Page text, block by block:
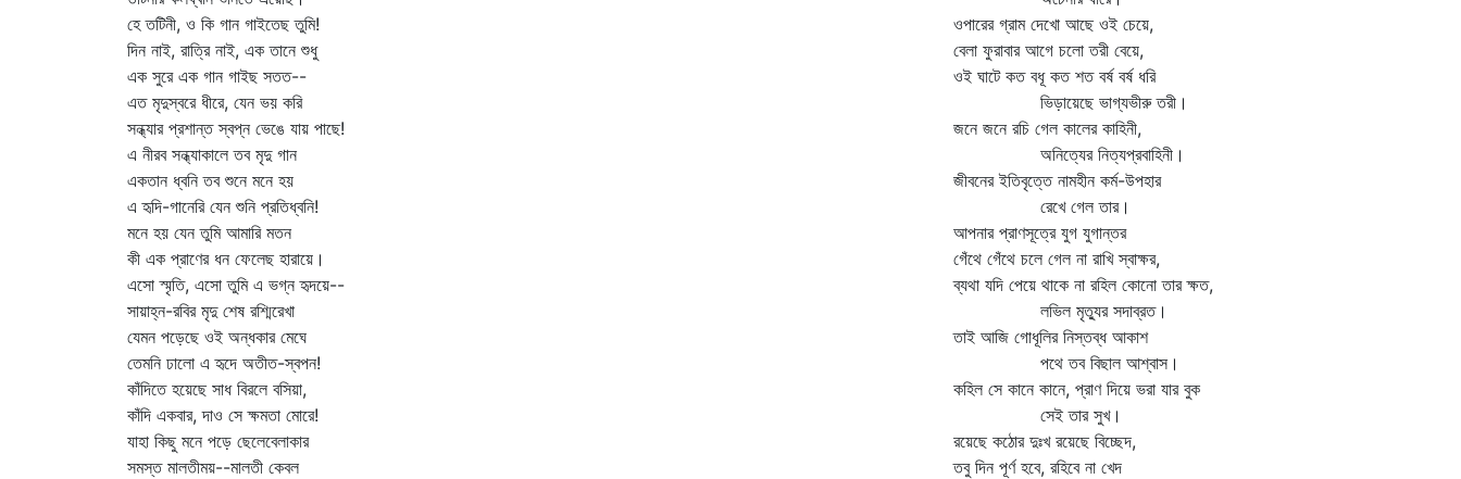
হে তটিনী, ও কি গান গাইতেছ তুমি!
দিন নাই, রাত্রি নাই, এক তানে শুধু
এক সুরে এক গান গাইছ সতত--
এত মৃদুস্বরে ধীরে, যেন ভয় করি
সন্ধ্যার প্রশান্ত স্বপ্ন ভেঙে যায় পাছে!
এ নীরব সন্ধ্যাকালে তব মৃদু গান
একতান ধ্বনি তব শুনে মনে হয়
এ হৃদি-গানেরি যেন শুনি প্রতিধ্বনি!
মনে হয় যেন তুমি আমারি মতন
কী এক প্রাণের ধন ফেলেছ হারায়ে।
এসো স্মৃতি, এসো তুমি এ ভগ্ন হৃদয়ে--
সায়াহ্ন-রবির মৃদু শেষ রশ্মিরেখা
যেমন পড়েছে ওই অন্ধকার মেঘে
তেমনি ঢালো এ হৃদে অতীত-স্বপন!
কাঁদিতে হয়েছে সাধ বিরলে বসিয়া,
কাঁদি একবার, দাও সে ক্ষমতা মোরে!
যাহা কিছু মনে পড়ে ছেলেবেলাকার
সমস্ত মালতীময়--মালতী কেবল
ওপারের গ্রাম দেখো আছে ওই চেয়ে,
বেলা ফুরাবার আগে চলো তরী বেয়ে,
ওই ঘাটে কত বধূ কত শত বর্ষ বর্ষ ধরি
ভিড়ায়েছে ভাগ্যভীরু তরী।
জনে জনে রচি গেল কালের কাহিনী,
অনিত্যের নিত্যপ্রবাহিনী।
জীবনের ইতিবৃত্তে নামহীন কর্ম-উপহার
রেখে গেল তার।
আপনার প্রাণসূত্রে যুগ যুগান্তর
গেঁথে গেঁথে চলে গেল না রাখি স্বাক্ষর,
ব্যথা যদি পেয়ে থাকে না রহিল কোনো তার ক্ষত,
লভিল মৃত্যুর সদাব্রত।
তাই আজি গোধূলির নিস্তব্ধ আকাশ
পথে তব বিছাল আশ্বাস।
কহিল সে কানে কানে, প্রাণ দিয়ে ভরা যার বুক
সেই তার সুখ।
রয়েছে কঠোর দুঃখ রয়েছে বিচ্ছেদ,
তবু দিন পূর্ণ হবে, রহিবে না খেদ